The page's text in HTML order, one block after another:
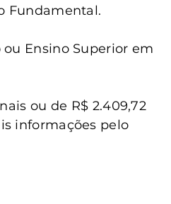
Fundamental.
Ensino Superior em
ou de R$ 2.409,72
informações pelo